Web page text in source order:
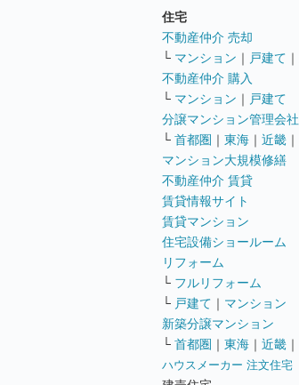
住宅
不動産仲介 売却
└ マンション ｜ 戸建て ｜
不動産仲介 購入
└ マンション ｜ 戸建て
分譲マンション管理会社
└ 首都圏 ｜ 東海 ｜ 近畿 ｜
マンション大規模修繕
不動産仲介 賃貸
賃貸情報サイト
賃貸マンション
住宅設備ショールーム
リフォーム
└ フルリフォーム
└ 戸建て ｜ マンション
新築分譲マンション
└ 首都圏 ｜ 東海 ｜ 近畿 ｜
ハウスメーカー 注文住宅